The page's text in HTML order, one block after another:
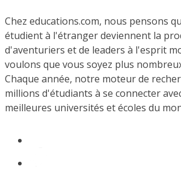
Chez educations.com, nous pensons
étudient à l'étranger deviennent la
d'aventuriers et de leaders à l'esprit
voulons que vous soyez plus
Chaque année, notre moteur de
millions d'étudiants à se connecter
meilleures universités et écoles du